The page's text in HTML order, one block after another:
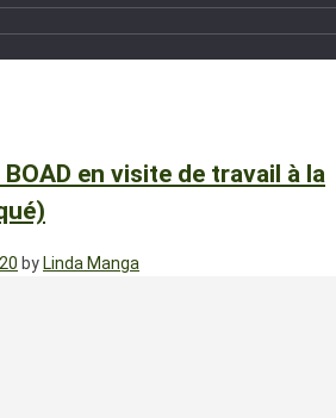
en visite de travail à la
by Linda Manga